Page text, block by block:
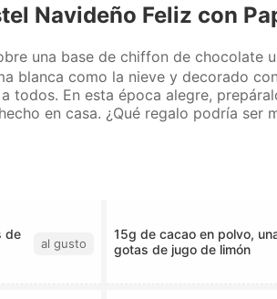
Navideño Feliz con
una base de chiffon de chocolate
blanca como la nieve y decorado
En esta época alegre,
en casa. ¿Qué regalo podría ser
de
al gusto
15g de cacao en polvo,
gotas de jugo de limón